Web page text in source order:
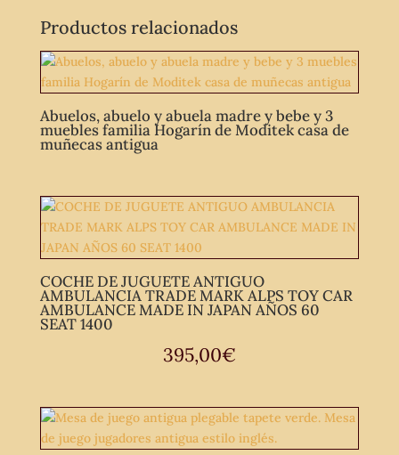
Productos relacionados
Abuelos, abuelo y abuela madre y bebe y 3
muebles familia Hogarín de Moditek casa de
muñecas antigua
COCHE DE JUGUETE ANTIGUO
AMBULANCIA TRADE MARK ALPS TOY CAR
AMBULANCE MADE IN JAPAN AÑOS 60
SEAT 1400
395,00€